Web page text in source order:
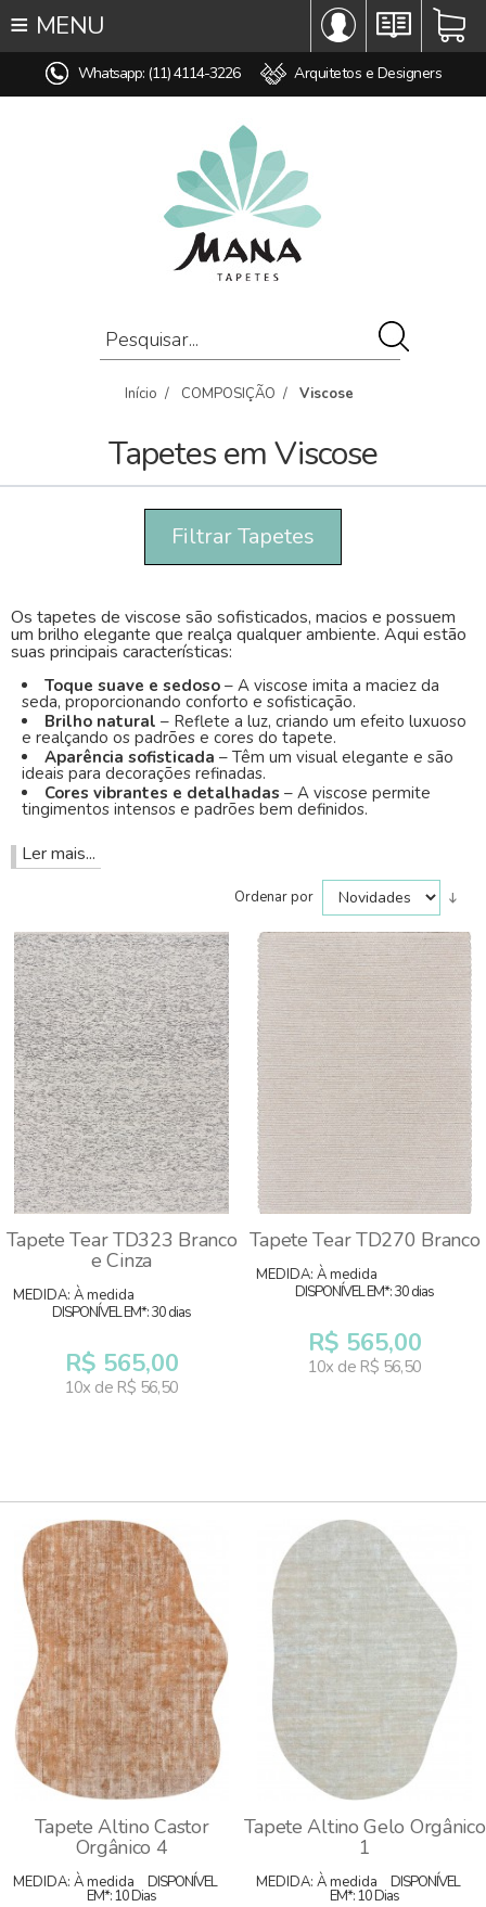
∞ TODOS OS TAPETES
♥ TAPETES SOB MEDIDA
COMPOSIÇÃO
≡ MENU
Whatsapp: (11) 4114-3226 Arquitetos e Designers
Início / COMPOSIÇÃO / Viscose
Tapetes em Viscose
Filtrar Tapetes
Os tapetes de viscose são sofisticados, macios e possuem
um brilho elegante que realça qualquer ambiente. Aqui estão
suas principais características:
Toque suave e sedoso – A viscose imita a maciez da
seda, proporcionando conforto e sofisticação.
Brilho natural – Reflete a luz, criando um efeito luxuoso
e realçando os padrões e cores do tapete.
Aparência sofisticada – Têm um visual elegante e são
ideais para decorações refinadas.
Cores vibrantes e detalhadas – A viscose permite
tingimentos intensos e padrões bem definidos.
Ler mais...
Ordenar por
Tapete Tear TD323 Branco
e Cinza
MEDIDA: À medida
DISPONÍVEL EM*: 30 dias
R$ 565,00
10x de R$ 56,50
Tapete Tear TD270 Branco
MEDIDA: À medida
DISPONÍVEL EM*: 30 dias
R$ 565,00
10x de R$ 56,50
Tapete Altino Castor
Orgânico 4
MEDIDA: À medida DISPONÍVEL
EM*: 10 Dias
Tapete Altino Gelo Orgânico
1
MEDIDA: À medida DISPONÍVEL
EM*: 10 Dias